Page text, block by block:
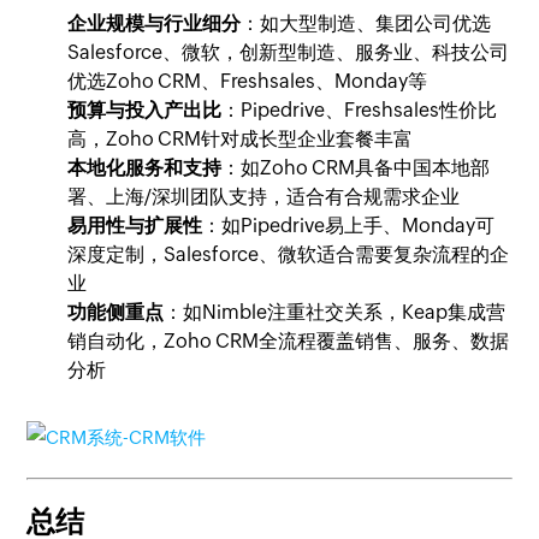
企业规模与行业细分：如大型制造、集团公司优选
Salesforce、微软，创新型制造、服务业、科技公司
优选Zoho CRM、Freshsales、Monday等
预算与投入产出比 ：Pipedrive、Freshsales性价比
高，Zoho CRM针对成长型企业套餐丰富
本地化服务和支持：如Zoho CRM具备中国本地部
署、上海/深圳团队支持，适合有合规需求企业
易用性与扩展性 ：如Pipedrive易上手、Monday可
深度定制，Salesforce、微软适合需要复杂流程的企
业
功能侧重点 ：如Nimble注重社交关系，Keap集成营
销自动化，Zoho CRM全流程覆盖销售、服务、数据
分析
总结